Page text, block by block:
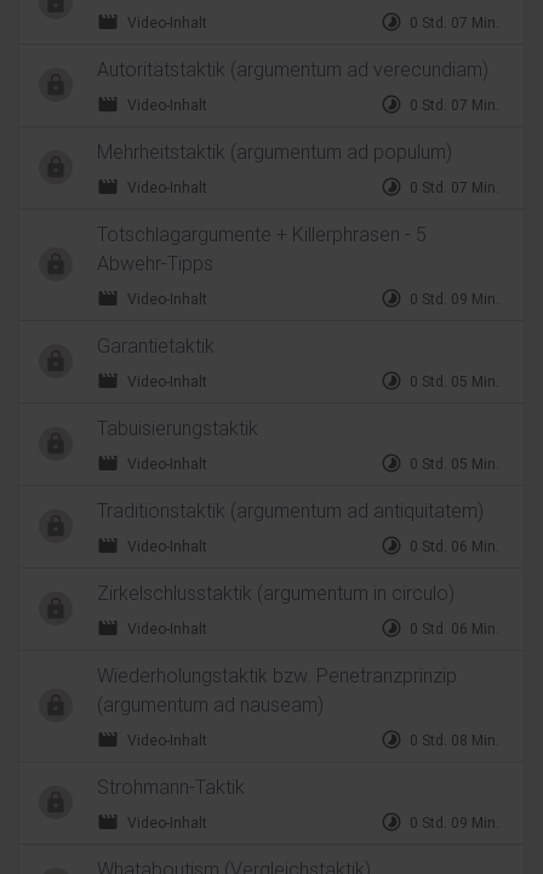
movie Video-Inhalt timelapse 0 Std. 07 Min.
Autoritätstaktik (argumentum ad verecundiam)
movie Video-Inhalt timelapse 0 Std. 07 Min.
Mehrheitstaktik (argumentum ad populum)
movie Video-Inhalt timelapse 0 Std. 07 Min.
Totschlagargumente + Killerphrasen - 5
Abwehr-Tipps
movie Video-Inhalt timelapse 0 Std. 09 Min.
Garantietaktik
movie Video-Inhalt timelapse 0 Std. 05 Min.
Tabuisierungstaktik
movie Video-Inhalt timelapse 0 Std. 05 Min.
Traditionstaktik (argumentum ad antiquitatem)
movie Video-Inhalt timelapse 0 Std. 06 Min.
Zirkelschlusstaktik (argumentum in circulo)
movie Video-Inhalt timelapse 0 Std. 06 Min.
Wiederholungstaktik bzw. Penetranzprinzip
(argumentum ad nauseam)
movie Video-Inhalt timelapse 0 Std. 08 Min.
Strohmann-Taktik
movie Video-Inhalt timelapse 0 Std. 09 Min.
Whataboutism (Vergleichstaktik)